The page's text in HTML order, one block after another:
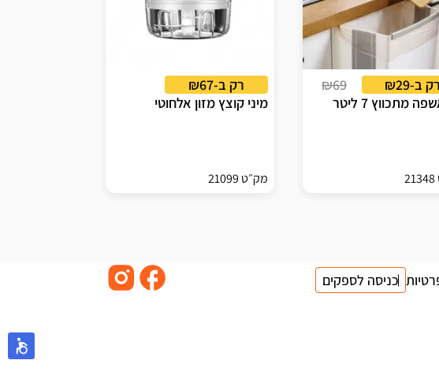
רק ב-₪29
₪69
מתכווץ 7 ליטר
רק ב-₪67
מיני קוצץ מזון אלחוטי
מק״ט 21099
כניסה לספקים